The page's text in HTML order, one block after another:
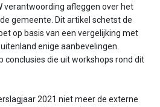
verantwoording afleggen over het
gemeente. Dit artikel schetst de
op basis van een vergelijking met
enige aanbevelingen.
conclusies die uit workshops rond dit
2021 niet meer de externe